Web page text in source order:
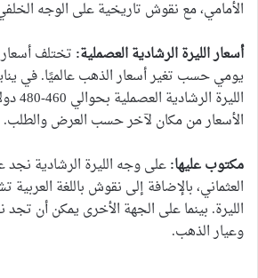
الأمامي، مع نقوش تاريخية على الوجه
أسعار الليرة الرشادية العصملية: تختلف أسعار
الأسعار من مكان لآخر حسب العرض والطلب.
مكتوب عليها:على وجه الليرة الرشادية
العثماني، بالإضافة إلى نقوش باللغة
الليرة. بينما على الجهة الأخرى يمكن أن
وعيار الذهب.